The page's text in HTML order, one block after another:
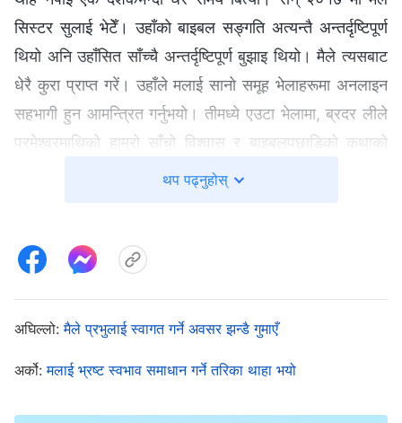
सिस्टर सुलाई भेटेँ। उहाँको बाइबल सङ्गति अत्यन्तै अन्तर्दृष्टिपूर्ण
थियो अनि उहाँसित साँच्चै अन्तर्दृष्टिपूर्ण बुझाइ थियो। मैले त्यसबाट
धेरै कुरा प्राप्त गरें। उहाँले मलाई सानो समूह भेलाहरूमा अनलाइन
सहभागी हुन आमन्त्रित गर्नुभयो। तीमध्ये एउटा भेलामा, ब्रदर लीले
परमेश्‍वरमाथिको हाम्रो साँचो विश्‍वास र बाइबलपछाडिको कथाको
बारेमा सङ्गति गर्नुभयो। यो सङ्गतिले आँखा खोलिदियो। उहाँले
पुरानो करार व्यवस्थाको युग थियो, नयाँ करार अनुग्रहको युग थियो,
कार्य गर्नुहुन्छ। व्यवस्थाको युगको दौडान पुरानो करारमा परमेश्‍वरको
नाउँ यहोवा थियो, अनि उहाँले मोशा मार्फत व्यवस्था र आज्ञाहरू दिएर
थप पढ्नुहोस्
अघिल्लो:मैले प्रभुलाई स्वागत गर्ने अवसर झन्डै गुमाएँ
अर्को:मलाई भ्रष्ट स्वभाव समाधान गर्ने तरिका थाहा भयो